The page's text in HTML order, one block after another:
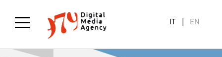
contenuto
IT EN